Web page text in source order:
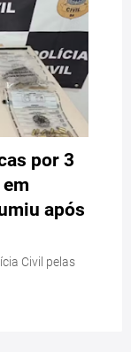
por 3
após
Civil pelas